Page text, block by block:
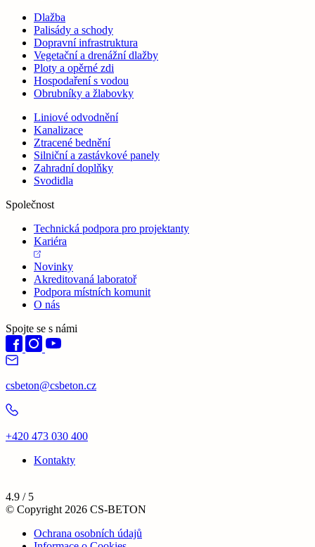
Dlažba
Palisády a schody
Dopravní infrastruktura
Vegetační a drenážní dlažby
Ploty a opěrné zdi
Hospodaření s vodou
Obrubníky a žlabovky
Liniové odvodnění
Kanalizace
Ztracené bednění
Silniční a zastávkové panely
Zahradní doplňky
Svodidla
Společnost
Technická podpora pro projektanty
Kariéra
Novinky
Akreditovaná laboratoř
Podpora místních komunit
O nás
Spojte se s námi
csbeton@csbeton.cz
+420 473 030 400
Kontakty
4.9 / 5
© Copyright 2026 CS-BETON
Ochrana osobních údajů